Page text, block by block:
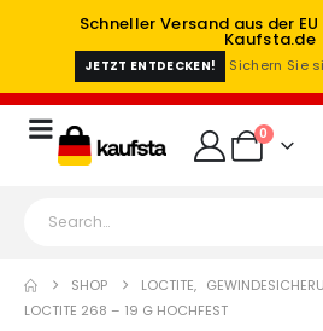
Schneller Versand aus der
Kaufsta.de
JETZT ENTDECKEN! Sichern Sie
0
SHOP LOCTITE,
LOCTITE 268 – 19 G HOCHFEST